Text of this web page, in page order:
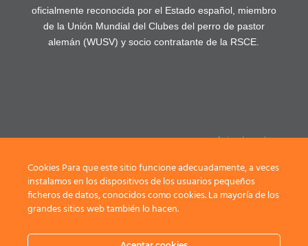
oficialmente reconocida por el Estado español, miembro
de la Unión Mundial del Clubes del perro de pastor
alemán (WUSV) y socio contratante de la RSCE.
Aviso Legal
privacidad
Registrarse /
Cookies Para que este sitio funcione adecuadamente, a veces
instalamos en los dispositivos de los usuarios pequeños
ficheros de datos, conocidos como cookies. La mayoría de los
grandes sitios web también lo hacen.